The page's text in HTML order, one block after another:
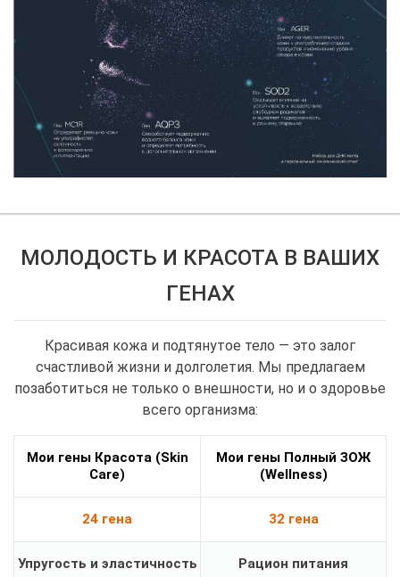
МОЛОДОСТЬ И КРАСОТА В ВАШИХ
ГЕНАХ
Красивая кожа и подтянутое тело — это залог
счастливой жизни и долголетия. Мы предлагаем
позаботиться не только о внешности, но и о здоровье
всего организма:
Мои гены Красота (Skin
Care)
Мои гены Полный ЗОЖ
(Wellness)
24 гена 32 гена
Упругость и эластичность Рацион питания